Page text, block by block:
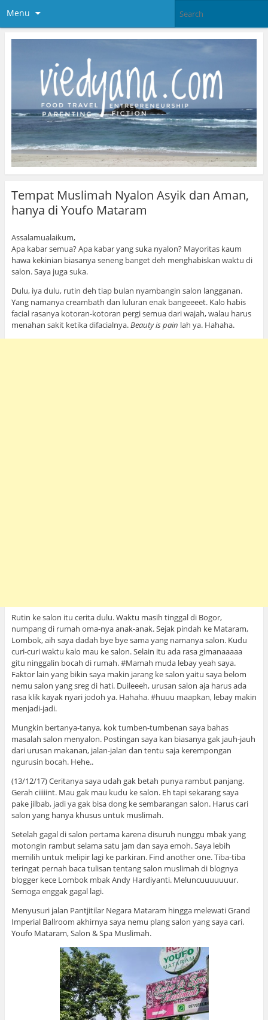
Menu
Tempat Muslimah Nyalon Asyik dan Aman,
hanya di Youfo Mataram
Assalamualaikum,
Apa kabar semua? Apa kabar yang suka nyalon? Mayoritas kaum
hawa kekinian biasanya seneng banget deh menghabiskan waktu di
salon. Saya juga suka.
Dulu, iya dulu, rutin deh tiap bulan nyambangin salon langganan.
Yang namanya creambath dan luluran enak bangeeeet. Kalo habis
facial rasanya kotoran-kotoran pergi semua dari wajah, walau harus
menahan sakit ketika difacialnya.Beauty is pain lah ya. Hahaha.
Rutin ke salon itu cerita dulu. Waktu masih tinggal di Bogor,
numpang di rumah oma-nya anak-anak. Sejak pindah ke Mataram,
Lombok, aih saya dadah bye bye sama yang namanya salon. Kudu
curi-curi waktu kalo mau ke salon. Selain itu ada rasa gimanaaaaa
gitu ninggalin bocah di rumah. #Mamah muda lebay yeah saya.
Faktor lain yang bikin saya makin jarang ke salon yaitu saya belom
nemu salon yang sreg di hati. Duileeeh, urusan salon aja harus ada
rasa klik kayak nyari jodoh ya. Hahaha. #huuu maapkan, lebay makin
menjadi-jadi.
Mungkin bertanya-tanya, kok tumben-tumbenan saya bahas
masalah salon menyalon. Postingan saya kan biasanya gak jauh-jauh
dari urusan makanan, jalan-jalan dan tentu saja kerempongan
ngurusin bocah. Hehe..
(13/12/17) Ceritanya saya udah gak betah punya rambut panjang.
Gerah ciiiiint. Mau gak mau kudu ke salon. Eh tapi sekarang saya
pake jilbab, jadi ya gak bisa dong ke sembarangan salon. Harus cari
salon yang hanya khusus untuk muslimah.
Setelah gagal di salon pertama karena disuruh nunggu mbak yang
motongin rambut selama satu jam dan saya emoh. Saya lebih
memilih untuk melipir lagi ke parkiran. Find another one. Tiba-tiba
teringat pernah baca tulisan tentang salon muslimah di blognya
blogger kece Lombok mbak Andy Hardiyanti. Meluncuuuuuuur.
Semoga enggak gagal lagi.
Menyusuri jalan Pantjitilar Negara Mataram hingga melewati Grand
Imperial Ballroom akhirnya saya nemu plang salon yang saya cari.
Youfo Mataram, Salon & Spa Muslimah.